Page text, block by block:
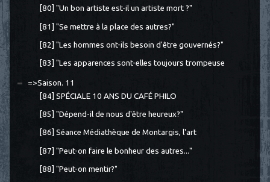
[80] "Un bon artiste est-il un artiste mort ?"
[81] "Se mettre à la place des autres?"
[82] "Les hommes ont-ils besoin d'être gouvernés?"
[83] "Les apparences sont-elles toujours trompeuse
=>Saison. 11
[84] SPÉCIALE 10 ANS DU CAFÉ PHILO
[85] "Dépend-il de nous d'être heureux?"
[86] Séance Médiathèque de Montargis, l'art
[87] "Peut-on faire le bonheur des autres..."
[88] "Peut-on mentir?"